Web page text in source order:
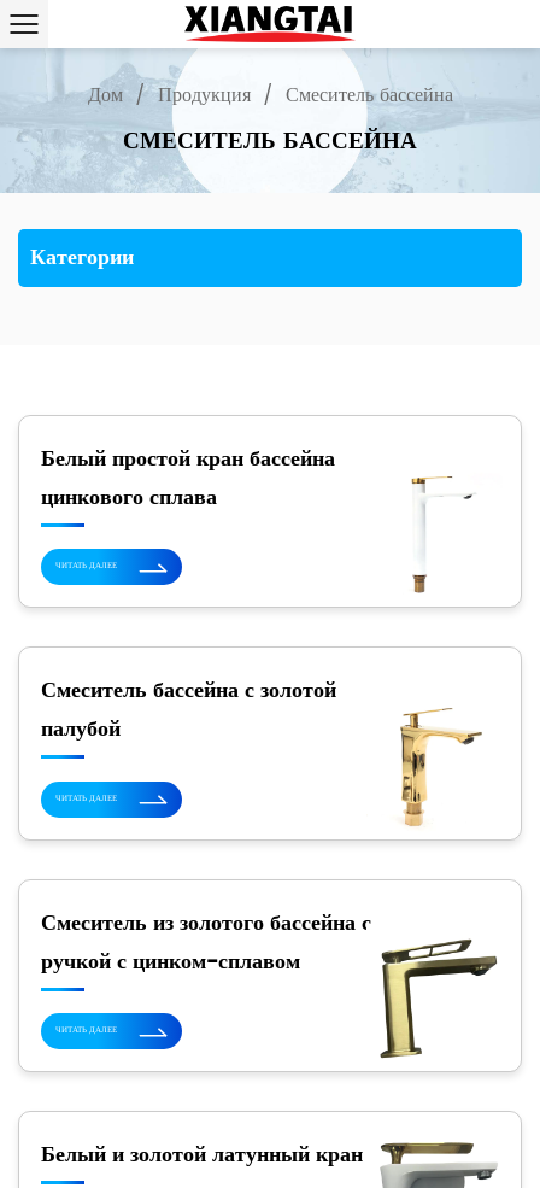
Дом / Продукция / Смеситель бассейна
СМЕСИТЕЛЬ БАССЕЙНА
Категории
Белый простой кран бассейна
цинкового сплава
ЧИТАТЬ ДАЛЕЕ
Смеситель бассейна с золотой
палубой
ЧИТАТЬ ДАЛЕЕ
Смеситель из золотого бассейна с
ручкой с цинком-сплавом
ЧИТАТЬ ДАЛЕЕ
Белый и золотой латунный кран